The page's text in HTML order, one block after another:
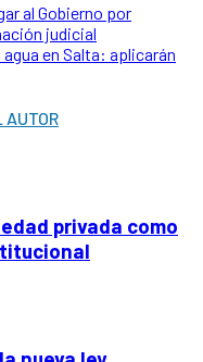
al Gobierno por
judicial
en Salta: aplicarán
AUTOR
privada como